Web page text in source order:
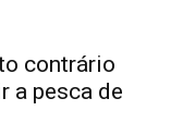
contrário
a pesca de